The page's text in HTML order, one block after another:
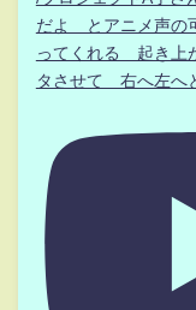
だよ とアニメ声の
ってくれる 起き上
タさせて 右へ左へ